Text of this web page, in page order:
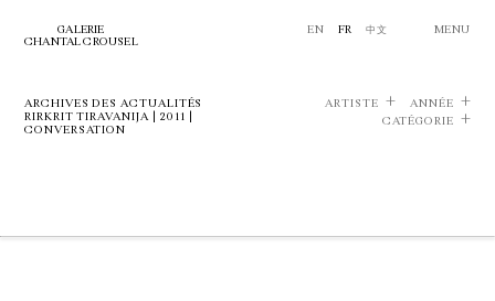
GALERIE
CHANTAL CROUSEL
EN FR 中文 MENU
ARCHIVES DES ACTUALITÉS
RIRKRIT TIRAVANIJA | 2011 |
CONVERSATION
ARTISTE
ANNÉE
CATÉGORIE